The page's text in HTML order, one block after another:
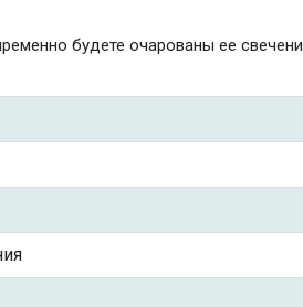
будете очарованы ее